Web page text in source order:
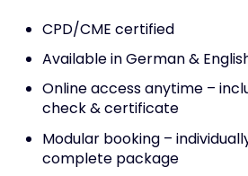
CPD/CME certified
Available in German &
Online access anytime –
check & certificate
Modular booking –
complete package